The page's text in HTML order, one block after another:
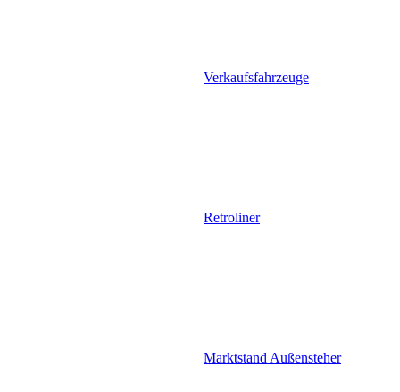
Verkaufsfahrzeuge
Retroliner
Marktstand Außensteher